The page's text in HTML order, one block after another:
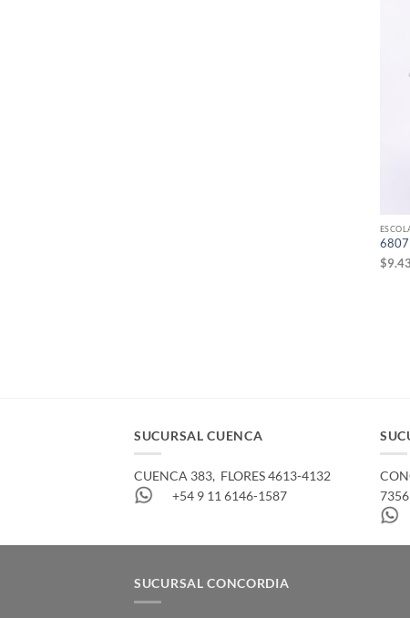
6807
$
SUCURSAL CUENCA
CUENCA 383, ­ FLORES 4613-4132
+54 9 11 6146-1587
7356
SUCURSAL CONCORDIA